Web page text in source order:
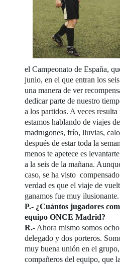
el Campeonato de España,
junio, en el que entran los
una manera de ver
dedicar parte de nuestro
a los partidos. A veces
estamos hablando de viajes
madrugones, frío, lluvias,
después de estar toda la
menos te apetece es
a la seis de la mañana.
caso, se ha visto
verdad es que el viaje de
ganamos fue muy ilusionante.
P.- ¿Cuántos jugadores
equipo ONCE Madrid?
R.- Ahora mismo somos
delegado y dos porteros.
muy buena unión en el
compañeros del equipo, que